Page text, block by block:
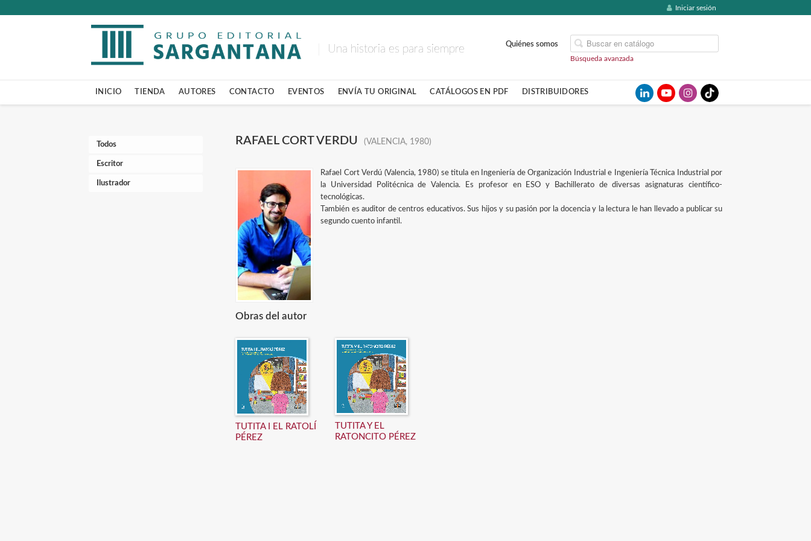
Iniciar sesión
Una historia es para siempre
Búsqueda avanzada
Quiénes somos
INICIO TIENDA AUTORES CONTACTO EVENTOS ENVÍA TU ORIGINAL CATÁLOGOS EN PDF DISTRIBUIDORES
Todos
Escritor
Ilustrador
RAFAEL CORT VERDU (VALENCIA, 1980)
Rafael Cort Verdú (Valencia, 1980) se titula en Ingeniería de Organización Industrial e Ingeniería Técnica Industrial por
la Universidad Politécnica de Valencia. Es profesor en ESO y Bachillerato de diversas asignaturas científico-
tecnológicas.
También es auditor de centros educativos. Sus hijos y su pasión por la docencia y la lectura le han llevado a publicar su
segundo cuento infantil.
Obras del autor
TUTITA I EL RATOLÍ
PÉREZ
TUTITA Y EL
RATONCITO PÉREZ